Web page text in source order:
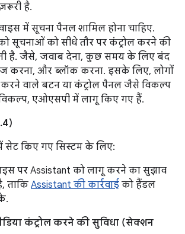
है.
में सूचना पैनल शामिल होना चाहिए.
सूचनाओं को सीधे तौर पर कंट्रोल करने की
है. जैसे, जवाब देना, कुछ समय के लिए बंद
करना, और ब्लॉक करना. इसके लिए, लोगों
करने वाले बटन या कंट्रोल पैनल जैसे विकल्प
एओएसपी में लागू किए गए हैं.
सेट किए गए सिस्टम के लिए:
पर Assistant को लागू करने का सुझाव
ताकि Assistant की कार्रवाई को हैंडल
कंट्रोल करने की सुविधा (सेक्शन